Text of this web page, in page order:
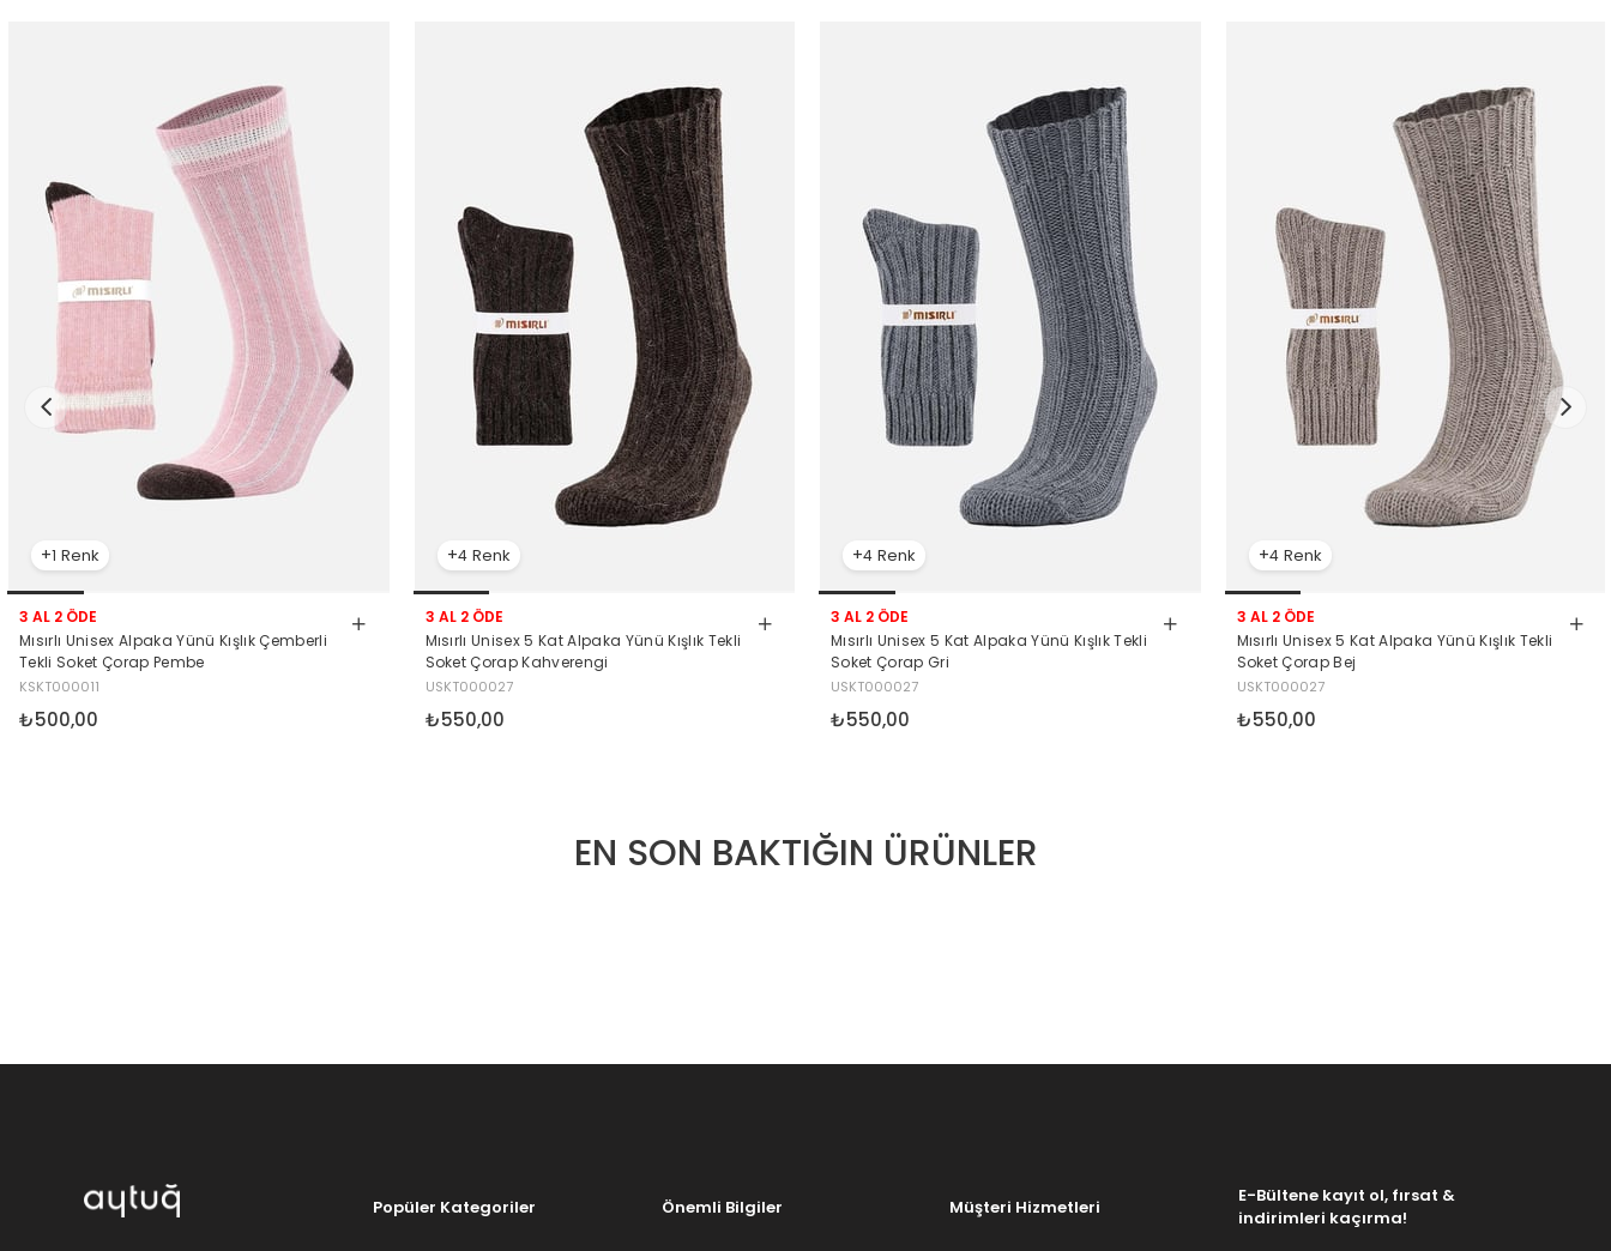
1
3 AL 2 ÖDE
Mısırlı Unisex Alpaka Yünü Kışlık Çemberli
Tekli Soket Çorap Pembe
KSKT000011
₺500,00
4
3 AL 2 ÖDE
Mısırlı Unisex 5 Kat Alpaka Yünü Kışlık Tekli
Soket Çorap Kahverengi
USKT000027
₺550,00
4
3 AL 2 ÖDE
Mısırlı Unisex 5 Kat Alpaka Yünü Kışlık Tekli
Soket Çorap Gri
USKT000027
₺550,00
4
3 AL 2 ÖDE
Mısırlı Unisex 5 Kat Alpaka Yünü Kışlık Tekli
Soket Çorap Bej
USKT000027
₺550,00
EN SON BAKTIĞIN ÜRÜNLER
Popüler Kategoriler Önemli Bilgiler Müşteri Hizmetleri
E-Bültene kayıt ol, fırsat &
indirimleri kaçırma!